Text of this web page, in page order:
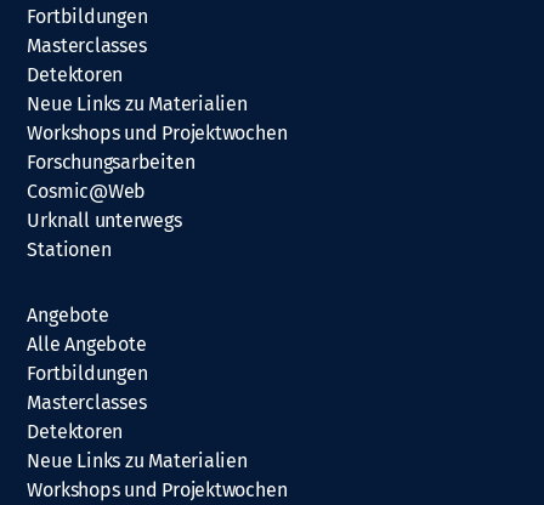
Fortbildungen
Masterclasses
Detektoren
Neue Links zu Materialien
Workshops und Projektwochen
Forschungsarbeiten
Cosmic@Web
Urknall unterwegs
Stationen
Angebote
Alle Angebote
Fortbildungen
Masterclasses
Detektoren
Neue Links zu Materialien
Workshops und Projektwochen